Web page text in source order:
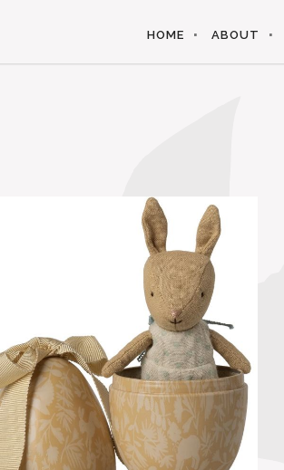
HOME ABOUT